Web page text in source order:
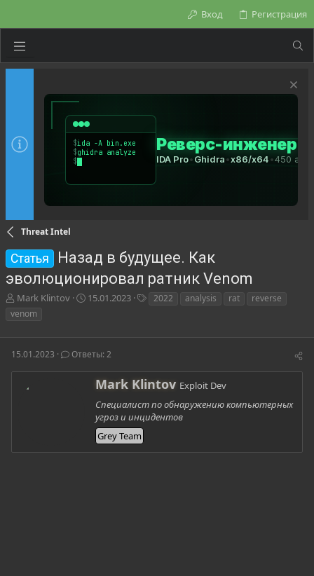
Вход Регистрация
Threat Intel
Статья
Назад в будущее. Как
эволюционировал ратник Venom
А
в
о
т
е
Mark Klintov
Д
а
а
ч
15.01.2023
и
2022 analysis rat
reverse
venom
15.01.2023 Ответы: 2
А
т
о
р
Mark Klintov Exploit Dev
Специалист по обнаружению компьютерных
угроз и инцидентов
Grey Team